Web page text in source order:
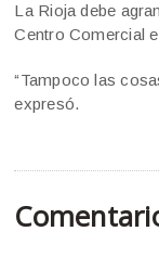
La Rioja debe
Centro Comercial
“Tampoco las
expresó.